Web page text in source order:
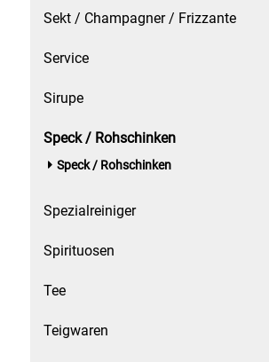
Schinken
Schokolade
Schreibwaren / Büroartikel / Kleber
Sekt / Champagner / Frizzante
Speck / Rohschinken
Spezialreiniger
Sekt / Champagner / Frizzante
Service
Sirupe
Speck / Rohschinken
Speck / Rohschinken
Spezialreiniger
Spirituosen
Tee
Teigwaren